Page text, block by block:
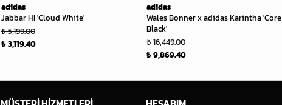
adidas
Jabbar HI 'Cloud White'
₺ 5,199.00
₺ 3,119.40
adidas
Wales Bonner x adidas Karintha 'Core
Black'
₺ 16,449.00
₺ 9,869.40